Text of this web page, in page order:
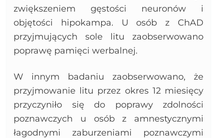
zwiększeniem gęstości neuronów i
objętości hipokampa. U osób z ChAD
przyjmujących sole litu zaobserwowano
poprawę pamięci werbalnej.
W innym badaniu zaobserwowano, że
przyjmowanie litu przez okres 12 miesięcy
przyczyniło się do poprawy zdolności
poznawczych u osób z amnestycznymi
łagodnymi zaburzeniami poznawczymi